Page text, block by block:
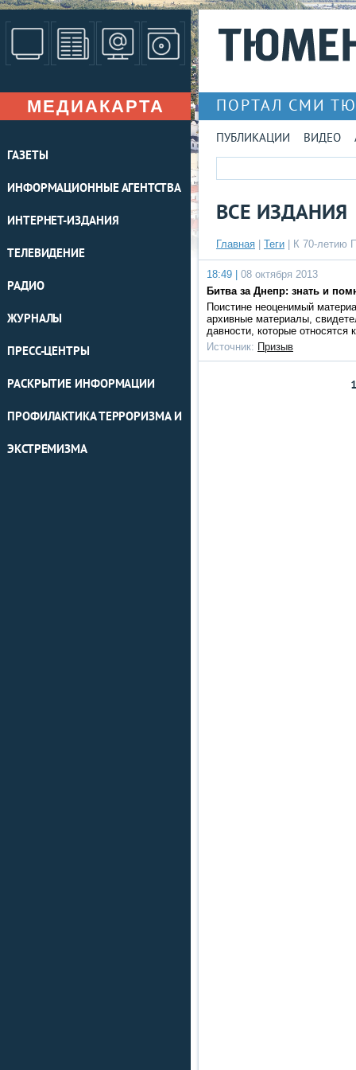
МЕДИАКАРТА
ГАЗЕТЫ
ИНФОРМАЦИОННЫЕ АГЕНТСТВА
ИНТЕРНЕТ-ИЗДАНИЯ
ТЕЛЕВИДЕНИЕ
РАДИО
ЖУРНАЛЫ
ПРЕСС-ЦЕНТРЫ
РАСКРЫТИЕ ИНФОРМАЦИИ
ПРОФИЛАКТИКА ТЕРРОРИЗМА И
ЭКСТРЕМИЗМА
ПОРТАЛ СМИ
ПУБЛИКАЦИИ ВИДЕО
ВСЕ ИЗДАНИЯ
Главная Теги | К 70-летию
18:49 |
08 октября 2013
Битва за Днепр: знать и
Поистине неоценимый
архивные материалы,
давности, которые
Источник: Призыв